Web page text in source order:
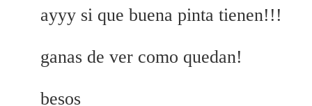
ayyy si que buena pinta tienen!!!
ganas de ver como quedan!
besos